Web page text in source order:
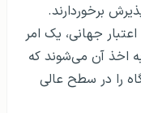
برخوردارند.
جهانی، یک امر
اخذ آن می‌شوند که
را در سطح عالی